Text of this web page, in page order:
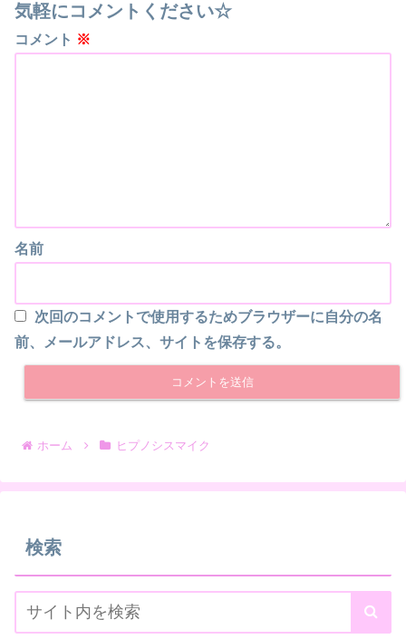
気軽にコメントください☆
コメント ※
名前
次回のコメントで使用するためブラウザーに自分の名
前、メールアドレス、サイトを保存する。
ホーム ヒプノシスマイク
検索